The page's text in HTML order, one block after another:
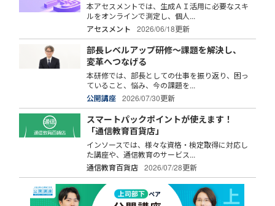
本アセスメントでは、生成ＡＩ活用に必要なスキ
ルをオンラインで測定し、個人...
アセスメント
2026/06/18更新
部長レベルアップ研修～課題を解決し、
変革へつなげる
本研修では、部長としての仕事を振り返り、困っ
ていること、悩み、今の課題を...
公開講座
2026/07/30更新
スマートパックポイントが使えます！
「通信教育百貨店」
インソースでは、様々な資格・検定取得に対応し
た講座や、通信教育のサービス...
通信教育百貨店
2026/07/28更新